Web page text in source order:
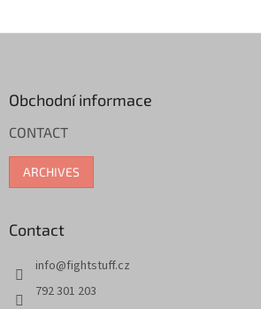
Obchodní informace
CONTACT
ARCHIVES
Contact
info@fightstuff.cz
792 301 203